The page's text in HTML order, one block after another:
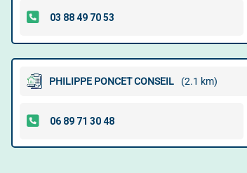
PHILIPPE PONCET CONSEIL (2.1 km)